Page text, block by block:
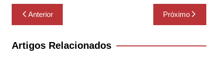
Navegação
de
Post
Anterior Próximo
Artigos Relacionados